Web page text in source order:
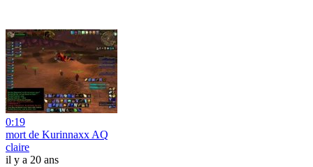
0:19
mort de Kurinnaxx AQ
claire
il y a 20 ans